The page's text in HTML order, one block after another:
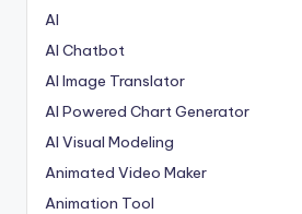
AI
AI Chatbot
AI Image Translator
AI Powered Chart Generator
AI Visual Modeling
Animated Video Maker
Animation Tool